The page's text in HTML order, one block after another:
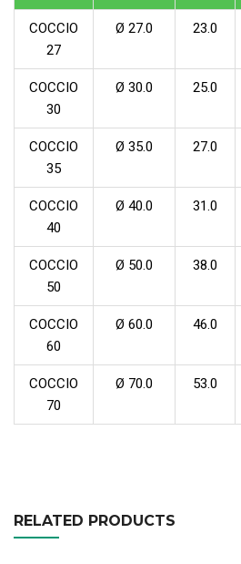
COCCIO
27
Ø 27.0 23.0
COCCIO
30
Ø 30.0 25.0
COCCIO
35
Ø 35.0 27.0
COCCIO
40
Ø 40.0 31.0
COCCIO
50
Ø 50.0 38.0
COCCIO
60
Ø 60.0 46.0
COCCIO
70
Ø 70.0 53.0
RELATED PRODUCTS